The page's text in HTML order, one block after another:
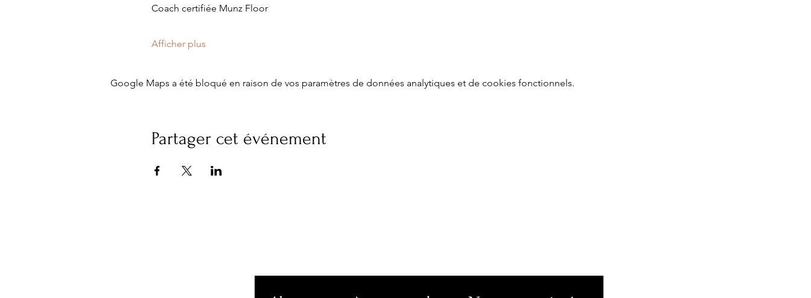
Coach certifiée Munz Floor
Afficher plus
Google Maps a été bloqué en raison de vos paramètres de données analytiques et de cookies fonctionnels.
Partager cet événement